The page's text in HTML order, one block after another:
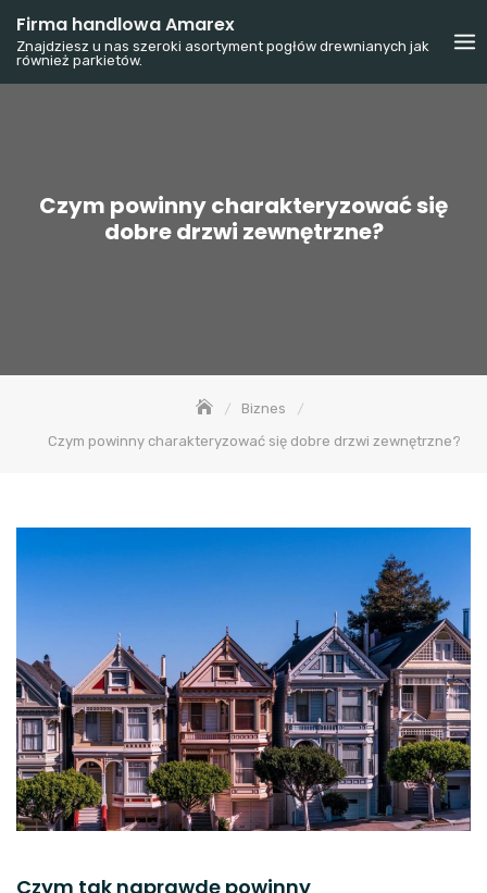
Skip
content
Firma handlowa Amarex
Znajdziesz u nas szeroki asortyment pogłów drewnianych jak
również parkietów.
Czym powinny charakteryzować się
dobre drzwi zewnętrzne?
Biznes
Czym powinny charakteryzować się dobre drzwi zewnętrzne?
Czym tak naprawdę powinny